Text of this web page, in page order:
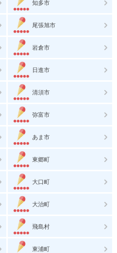
知多市
尾張旭市
岩倉市
日進市
清須市
弥富市
あま市
東郷町
大口町
大治町
飛島村
東浦町